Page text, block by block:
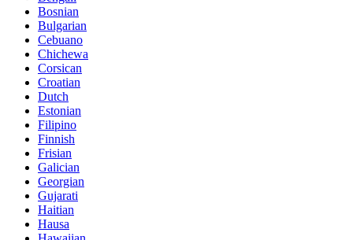
Bosnian
Bulgarian
Cebuano
Chichewa
Corsican
Croatian
Dutch
Estonian
Filipino
Finnish
Frisian
Galician
Georgian
Gujarati
Haitian
Hausa